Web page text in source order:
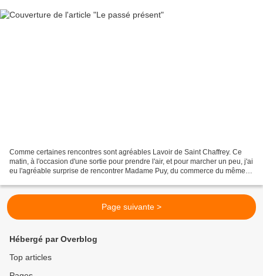
Comme certaines rencontres sont agréables Lavoir de Saint Chaffrey. Ce
matin, à l'occasion d'une sortie pour prendre l'air, et pour marcher un peu, j'ai
eu l'agréable surprise de rencontrer Madame Puy, du commerce du même
Page suivante >
Hébergé par Overblog
Top articles